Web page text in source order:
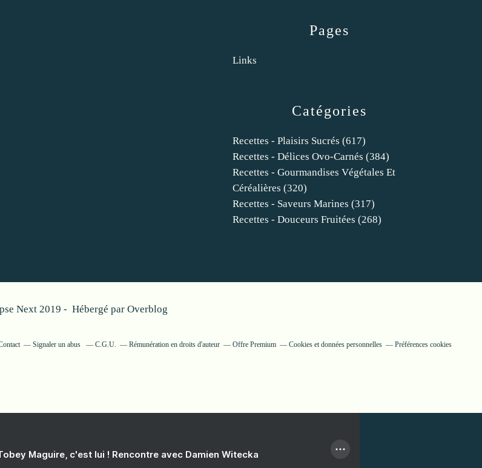
Catégories
Recettes - Plaisirs Sucrés (617)
Recettes - Délices Ovo-Carnés (384)
Recettes - Gourmandises Végétales Et
Céréalières (320)
Recettes - Saveurs Marines (317)
Recettes - Douceurs Fruitées (268)
Pages
Links
Next 2019 - Hébergé par Overblog
Signaler un abus C.G.U. Rémunération en droits d'auteur Offre Premium Cookies et données personnelles Préférences cookies
Maguire, c'est lui ! Rencontre avec Damien Witecka